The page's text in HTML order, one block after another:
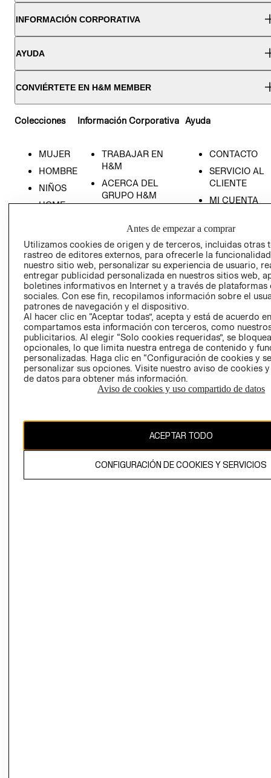
INFORMACIÓN CORPORATIVA
AYUDA
CONVIÉRTETE EN H&M MEMBER
Colecciones
MUJER
HOMBRE
NIÑOS
HOME
Información Corporativa
TRABAJAR EN
H&M
ACERCA DEL
GRUPO H&M
SOCIAL
PRENSA
RELACIÓN CON
INVERSIONISTAS
POLÍTICA
EMPRESARIAL
Ayuda
CONTACTO
SERVICIO AL
CLIENTE
MI CUENTA
TIENDAS
- RETIRO EN
TIENDA
TÉRMINOS Y
CONDICIONES
AVISO DE
PRIVACIDAD
GIFT CARD
AVISO DE
COOKIES
CAMBIAR REGIÓN
Antes de empezar a comprar
Utilizamos cookies de origen y de terceros, incluidas otras
rastreo de editores externos, para ofrecerle la
nuestro sitio web, personalizar su experiencia de usuario,
entregar publicidad personalizada en nuestros sitios web,
boletines informativos en Internet y a través de plataformas
sociales. Con ese fin, recopilamos información sobre el
patrones de navegación y el dispositivo.
Al hacer clic en “Aceptar todas”, acepta y está de acuerdo
compartamos esta información con terceros, como
publicitarios. Al elegir “Solo cookies requeridas”, se
opcionales, lo que limita nuestra entrega de contenido y
personalizadas. Haga clic en “Configuración de cookies y
personalizar sus opciones. Visite nuestro aviso de cookies
de datos para obtener más información.
Aviso de cookies y uso compartido de datos
ACEPTAR TODO
CONFIGURACIÓN DE COOKIES Y SERVICIOS